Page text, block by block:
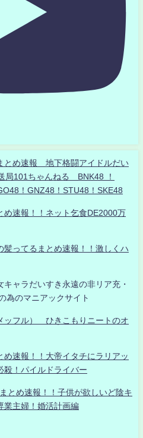
とめ速報 地下格闘アイドルだい
101ちゃんねる BNK48 ！
！GNZ48！STU48！SKE48
め速報！！ネット乞食DE2000万
髪ってるまとめ速報！！激しくハ
ャラだいすき永遠の非リア充・
為のマニアックサイト
ッフル） ひきこもりニートのオ
速報！！大帝イタチにラリアッ
殺！パイルドライバー
とめ速報！！子供が欲しいど陰キ
業主婦！婚活計画編